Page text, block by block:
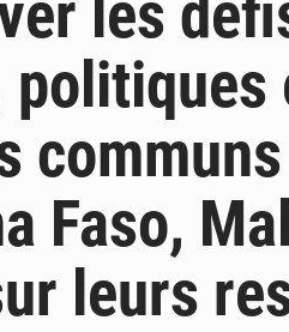
les
Faso,
leurs